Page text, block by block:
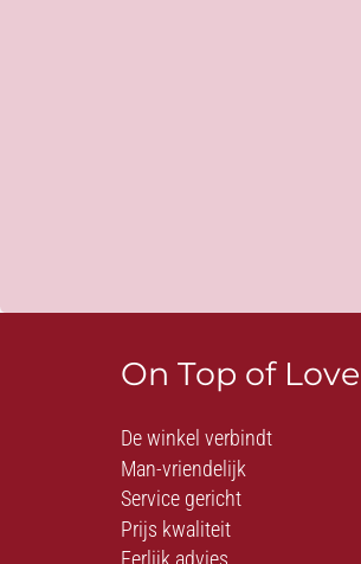
On Top of Love
De winkel verbindt
Man-vriendelijk
Service gericht
Prijs kwaliteit